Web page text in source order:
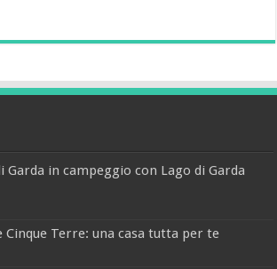
Garda in campeggio con Lago di Garda
Cinque Terre: una casa tutta per te